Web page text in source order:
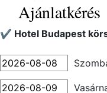
Ajánlatkérés
✔️ Hotel Budapest